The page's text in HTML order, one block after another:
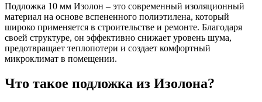
Подложка 10 мм Изолон – это современный изоляционный
материал на основе вспененного полиэтилена, который
широко применяется в строительстве и ремонте. Благодаря
своей структуре, он эффективно снижает уровень шума,
предотвращает теплопотери и создает комфортный
микроклимат в помещении.
Что такое подложка из Изолона?